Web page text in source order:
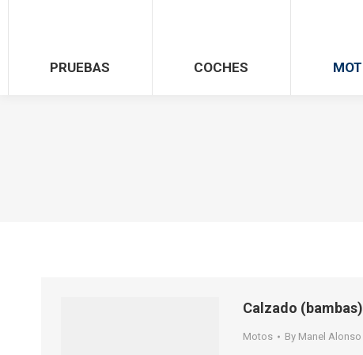
PRUEBAS COCHES
Calzado
Motos By Manel Alonso